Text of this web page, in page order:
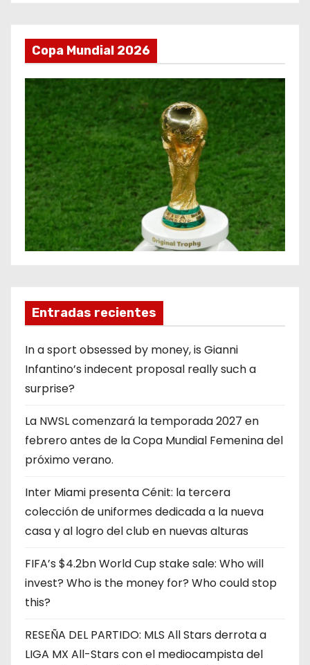
Copa Mundial 2026
Entradas recientes
In a sport obsessed by money, is Gianni
Infantino’s indecent proposal really such a
surprise?
La NWSL comenzará la temporada 2027 en
febrero antes de la Copa Mundial Femenina del
próximo verano.
Inter Miami presenta Cénit: la tercera
colección de uniformes dedicada a la nueva
casa y al logro del club en nuevas alturas
FIFA’s $4.2bn World Cup stake sale: Who will
invest? Who is the money for? Who could stop
this?
RESEÑA DEL PARTIDO: MLS All Stars derrota a
LIGA MX All-Stars con el mediocampista del